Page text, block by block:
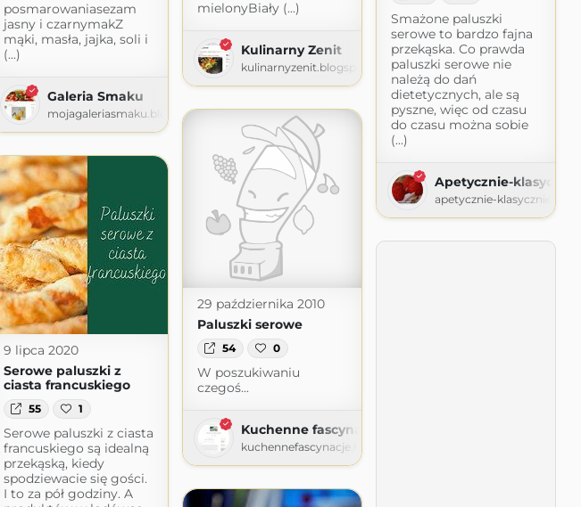
mielonyBiały (...)
Kulinarny Zenit
kulinarnyzenit.blogspot.com
posmarowaniasezam
jasny i czarnymakZ
mąki, masła, jajka, soli i
(...)
Galeria Smaku
mojagaleriasmaku.blogspot.com
Smażone paluszki
serowe to bardzo fajna
przekąska. Co prawda
paluszki serowe nie
należą do dań
dietetycznych, ale są
pyszne, więc od czasu
do czasu można sobie
(...)
Apetycznie-klasycznie
apetycznie-klasycznie.pl
29 października 2010
Paluszki serowe
54 0
W poszukiwaniu
czegoś...
Kuchenne fascynacje
kuchennefascynacje.home.blog
9 lipca 2020
Serowe paluszki z
ciasta francuskiego
55 1
Serowe paluszki z ciasta
francuskiego są idealną
przekąską, kiedy
spodziewacie się gości.
I to za pół godziny. A